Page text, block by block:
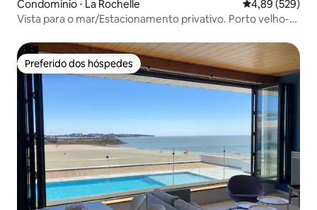
Condomínio ⋅ La Rochelle 4,89 de uma
4,89 (529)
Vista para o mar/Estacionamento privativo. Porto velho-
Preferido dos hóspedes
Preferido dos hóspedes